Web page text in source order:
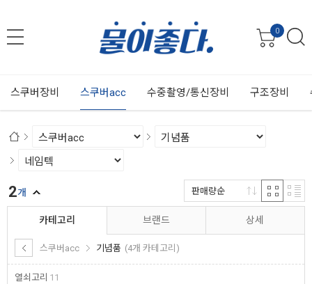
0
스쿠버장비 스쿠버acc 수중촬영/통신장비 구조장비
카테고리
스쿠버acc 기념품 (4개 카테고리)
열쇠고리 11
브랜드 상세
2개 판매량순